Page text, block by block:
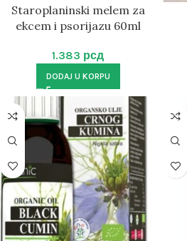
Staroplaninski melem za
ekcem i psorijazu 60ml
1.383 рсд
DODAJ U KORPU